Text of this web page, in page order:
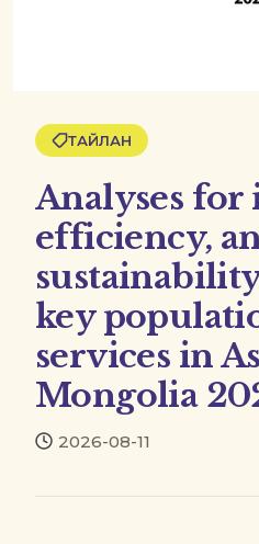
ТАЙЛАН
Analyses for
efficiency,
key
services in
Mongolia
2026-08-11